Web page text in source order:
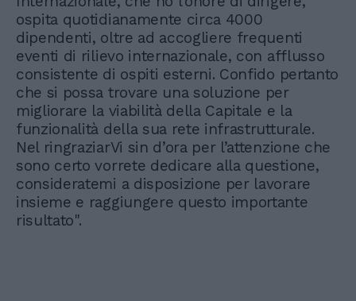
ospita quotidianamente circa 4000
dipendenti, oltre ad accogliere frequenti
eventi di rilievo internazionale, con afflusso
consistente di ospiti esterni. Confido pertanto
che si possa trovare una soluzione per
migliorare la viabilità della Capitale e la
funzionalità della sua rete infrastrutturale.
Nel ringraziarVi sin d’ora per l’attenzione che
sono certo vorrete dedicare alla questione,
consideratemi a disposizione per lavorare
insieme e raggiungere questo importante
risultato".